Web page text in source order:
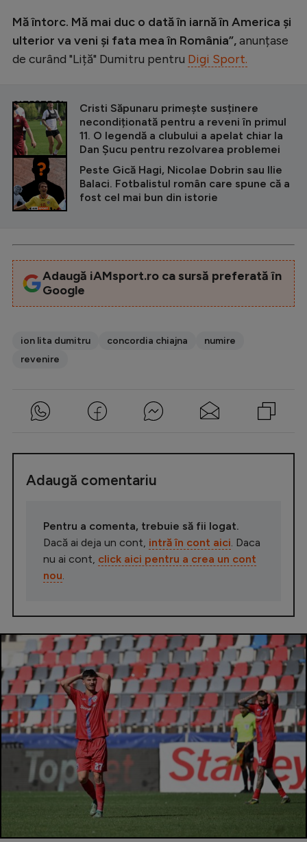
Mă întorc. Mă mai duc o dată în iarnă în America și
ulterior va veni și fata mea în România”,anunțase
de curând "Liță" Dumitru pentru Digi Sport.
CITEȘTE ȘI
Cristi Săpunaru primește susținere
necondiționată pentru a reveni în primul
11. O legendă a clubului a apelat chiar la
Dan Șucu pentru rezolvarea problemei
Peste Gică Hagi, Nicolae Dobrin sau Ilie
Balaci. Fotbalistul român care spune că a
fost cel mai bun din istorie
Adaugă iAMsport.ro ca sursă preferată în
Google
ion lita dumitru concordia chiajna
numire
revenire
Adaugă comentariu
Pentru a comenta, trebuie să fii logat.
Dacă ai deja un cont, intră în cont aici. Daca
nu ai cont, click aici pentru a crea un cont
nou.